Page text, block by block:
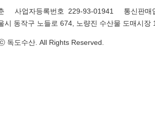
사업자등록번호 229-93-01941
통신판매
시 동작구 노들로 674, 노량진 수산물 도매시장
독도수산. All Rights Reserved.